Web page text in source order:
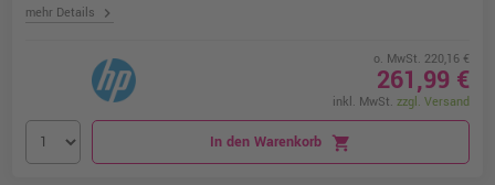
mehr Details chevron_right
o. MwSt. 220,16 €
261,99 €
inkl. MwSt. zzgl. Versand
In den Warenkorb shopping_cart